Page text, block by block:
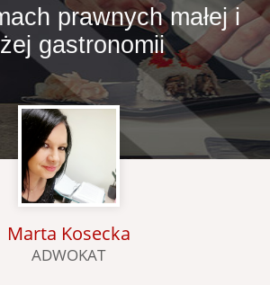
prawnych małej i
gastronomii
Marta Kosecka
ADWOKAT